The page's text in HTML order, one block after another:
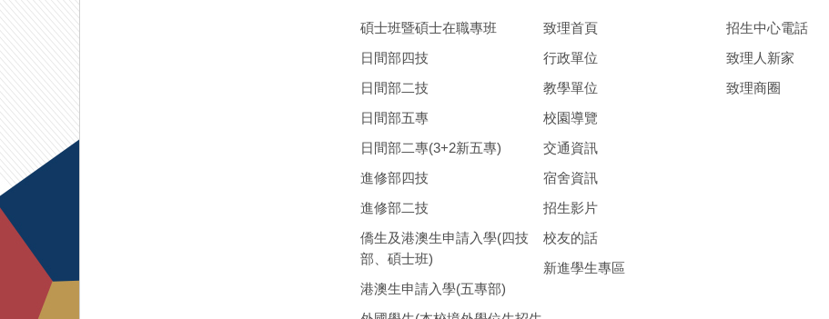
碩士班暨碩士在職專班
日間部四技
日間部二技
日間部五專
日間部二專(3+2新五專)
進修部四技
進修部二技
僑生及港澳生申請入學(四技
部、碩士班)
港澳生申請入學(五專部)
致理首頁
行政單位
教學單位
校園導覽
交通資訊
宿舍資訊
招生影片
校友的話
新進學生專區
招生中心電話
致理人新家
致理商圈